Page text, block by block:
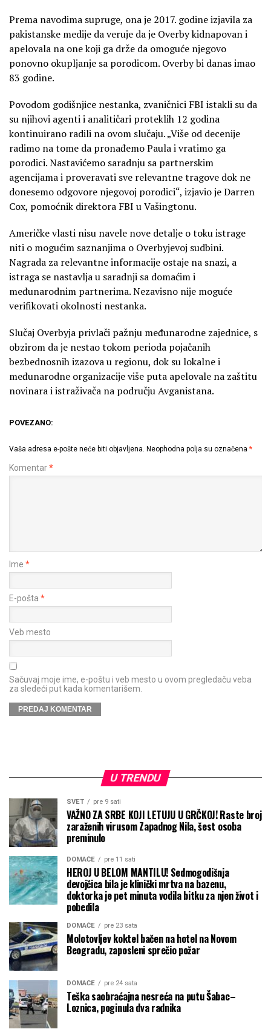
Prema navodima supruge, ona je 2017. godine izjavila za
pakistanske medije da veruje da je Overby kidnapovan i
apelovala na one koji ga drže da omoguće njegovo
ponovno okupljanje sa porodicom. Overby bi danas imao
83 godine.
Povodom godišnjice nestanka, zvaničnici FBI istakli su da
su njihovi agenti i analitičari proteklih 12 godina
kontinuirano radili na ovom slučaju. „Više od decenije
radimo na tome da pronađemo Paula i vratimo ga
porodici. Nastavićemo saradnju sa partnerskim
agencijama i proveravati sve relevantne tragove dok ne
donesemo odgovore njegovoj porodici“, izjavio je Darren
Cox, pomoćnik direktora FBI u Vašingtonu.
Američke vlasti nisu navele nove detalje o toku istrage
niti o mogućim saznanjima o Overbyjevoj sudbini.
Nagrada za relevantne informacije ostaje na snazi, a
istraga se nastavlja u saradnji sa domaćim i
međunarodnim partnerima. Nezavisno nije moguće
verifikovati okolnosti nestanka.
Slučaj Overbyja privlači pažnju međunarodne zajednice, s
obzirom da je nestao tokom perioda pojačanih
bezbednosnih izazova u regionu, dok su lokalne i
međunarodne organizacije više puta apelovale na zaštitu
novinara i istraživača na području Avganistana.
POVEZANO:
Vaša adresa e-pošte neće biti objavljena. Neophodna polja su označena *
Komentar*
Ime *
E-pošta *
Veb mesto
Sačuvaj moje ime, e-poštu i veb mesto u ovom pregledaču veba
za sledeći put kada komentarišem.
U TRENDU
SVET pre 9 sati
VAŽNO ZA SRBE KOJI LETUJU U GRČKOJ! Raste broj
zaraženih virusom Zapadnog Nila, šest osoba
preminulo
DOMAĆE pre 11 sati
HEROJ U BELOM MANTILU! Sedmogodišnja
devojčica bila je klinički mrtva na bazenu,
doktorka je pet minuta vodila bitku za njen život i
pobedila
DOMAĆE pre 23 sata
Molotovljev koktel bačen na hotel na Novom
Beogradu, zaposleni sprečio požar
DOMAĆE pre 24 sata
Teška saobraćajna nesreća na putu Šabac–
Loznica, poginula dva radnika